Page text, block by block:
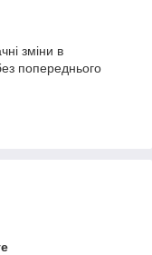
зміни в
попереднього